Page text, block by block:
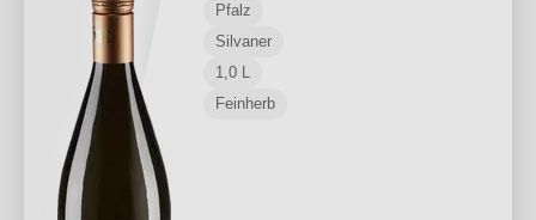
Pfalz
Silvaner
1,0 L
Feinherb